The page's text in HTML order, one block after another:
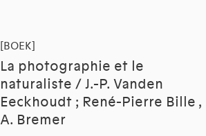
[BOEK]
La photographie et le
naturaliste / J.-P. Vanden
Eeckhoudt ; René-Pierre Bille ,
A. Bremer